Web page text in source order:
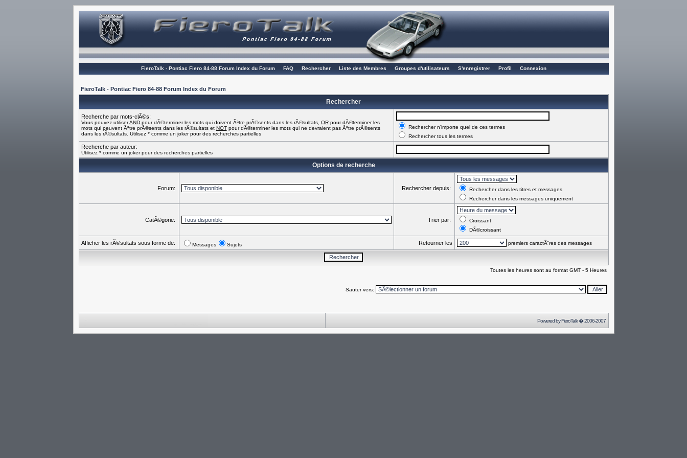
FieroTalk - Pontiac Fiero 84-88 Forum Index du Forum FAQ Rechercher Liste des Membres Groupes d'utilisateurs S'enregistrer Profil Connexion
FieroTalk - Pontiac Fiero 84-88 Forum Index du Forum
Rechercher
Recherche par mots-clÃ©s:
Vous pouvez utiliserANDpour dÃ©terminer les mots qui doivent Ãªtre prÃ©sents dans les rÃ©sultats, ORpour dÃ©terminer les
mots qui peuvent Ãªtre prÃ©sents dans les rÃ©sultats et NOTpour dÃ©terminer les mots qui ne devraient pas Ãªtre prÃ©sents
dans les rÃ©sultats. Utilisez * comme un joker pour des recherches partielles
Rechercher n'importe quel de ces termes
Rechercher tous les termes
Recherche par auteur:
Utilisez * comme un joker pour des recherches partielles
Options de recherche
Forum: Rechercher depuis:
Rechercher dans les titres et messages
Rechercher dans les messages uniquement
CatÃ©gorie: Trier par:
Croissant
DÃ©croissant
Afficher les rÃ©sultats sous forme de: Messages Sujets Retourner les premiers caractÃ¨res des messages
Toutes les heures sont au format GMT - 5 Heures
Sauter vers:
Powered byFieroTalk� 2006-2007